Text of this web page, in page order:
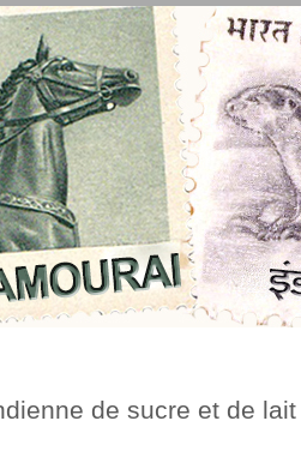
de sucre et de lait